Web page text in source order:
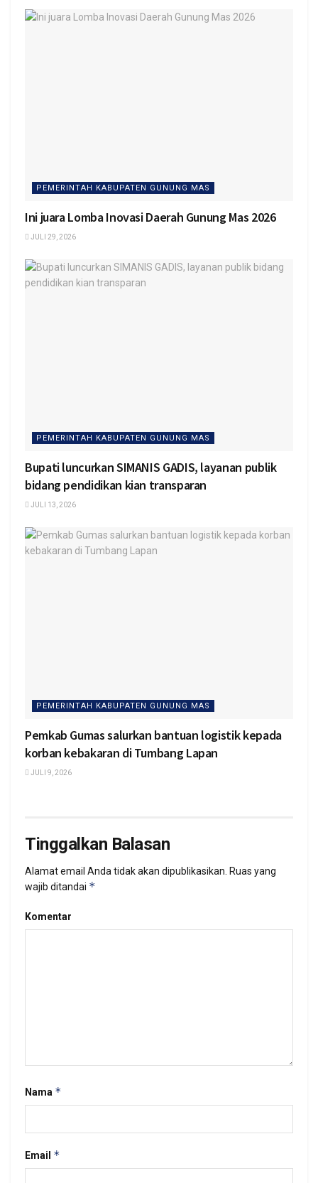
PEMERINTAH KABUPATEN GUNUNG MAS
Ini juara Lomba Inovasi Daerah Gunung Mas 2026
JULI 29, 2026
PEMERINTAH KABUPATEN GUNUNG MAS
Bupati luncurkan SIMANIS GADIS, layanan publik
bidang pendidikan kian transparan
JULI 13, 2026
PEMERINTAH KABUPATEN GUNUNG MAS
Pemkab Gumas salurkan bantuan logistik kepada
korban kebakaran di Tumbang Lapan
JULI 9, 2026
Tinggalkan Balasan
Alamat email Anda tidak akan dipublikasikan. Ruas yang
wajib ditandai *
Komentar
Nama *
Email *